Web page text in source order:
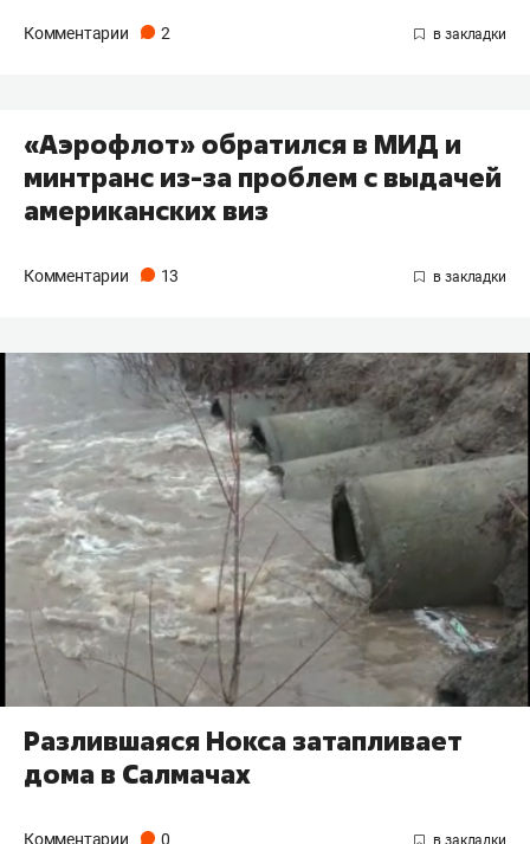
Комментарии 2
«Аэрофлот» обратился в МИД и
минтранс из-за проблем с выдачей
американских виз
Комментарии 13
Разлившаяся Нокса затапливает
дома в Салмачах
Комментарии 0